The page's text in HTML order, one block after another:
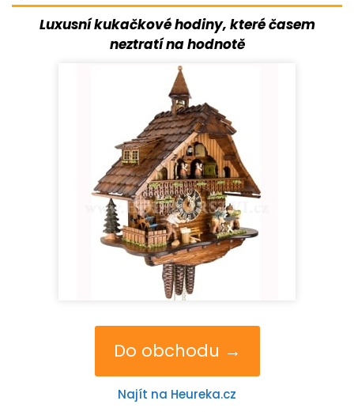
Luxusní kukačkové hodiny, které časem
neztratí na hodnotě
Do obchodu →
Najít na Heureka.cz